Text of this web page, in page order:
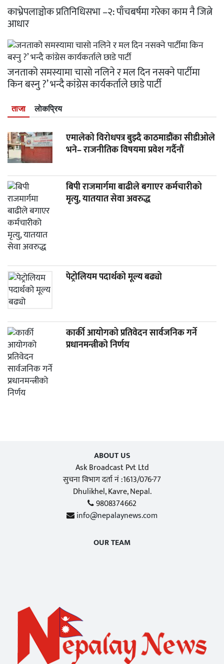
काभ्रेपलाञ्चोक प्रतिनिधिसभा –२: पाँचबर्षमा गरेका काम नै जित्ने
आधार
जनताको समस्यामा चासो नलिने र मल दिन नसक्ने पार्टीमा
किन बस्नु ?’ भन्दै कांग्रेस कार्यकर्ताले छाडे पार्टी
ताजा लाेकप्रिय
एमालेको विरोधपत्र बुझ्दै काठमाडौंका सीडीओले
भने– राजनीतिक विषयमा प्रवेश गर्दैनौं
बिपी राजमार्गमा बाढीले बगाएर कर्मचारीको
मृत्यु, यातयात सेवा अवरुद्ध
पेट्रोलियम पदार्थको मूल्य बढ्यो
कार्की आयोगको प्रतिवेदन सार्वजनिक गर्ने
प्रधानमन्त्रीको निर्णय
ABOUT US
Ask Broadcast Pvt Ltd
सुचना विभाग दर्ता नं :1613/076-77
Dhulikhel, Kavre, Nepal.
9808374662
info@nepalaynews.com
OUR TEAM